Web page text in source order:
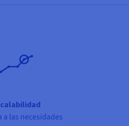
Linkedin
a las necesidades